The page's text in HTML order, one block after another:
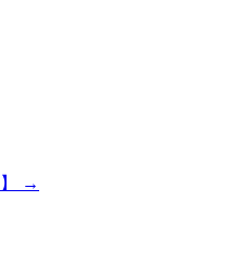
】 →